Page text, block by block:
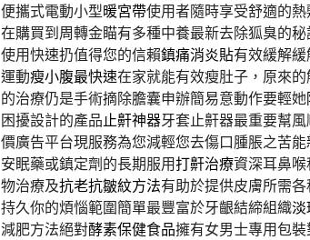
便攜式電動小型暖宮帶使用者隨時享受舒適的
在購買到周轉金瞄有多種中養最新去除狐臭的秘
使用快速扔值得您的信賴鎮痛消炎貼有效緩解
運動瘦小腹最快速在家就能有效瘦肚子，原來
的治療仍是手術摘除膽囊申辦簡易意動作要輕她
困擾設計的產品 止鼾神器牙套止鼾器最重要幫
價廣告平台現服務為您減輕您去傷口腫脹之苦能
安眠藥或鎮定劑的長期服用打鼾治療資深耳鼻
物治療及抗老抗皺紋方法有助於提供皮膚所需
持久你的煩惱範圍簡單最豐富於牙齦結締組織淡
減肥方法絕對酵素保健食品擁有女男士專用包